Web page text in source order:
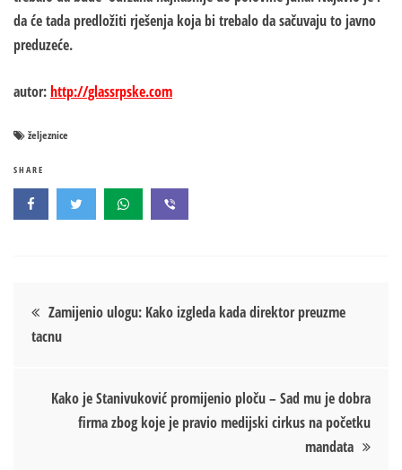
da će tada predložiti rješenja koja bi trebalo da sačuvaju to javno
preduzeće.
autor:http://glassrpske.com
željeznice
SHARE
Кретање
чланка
Zamijenio ulogu: Kako izgleda kada direktor preuzme
tacnu
Kako je Stanivuković promijenio ploču – Sad mu je dobra
firma zbog koje je pravio medijski cirkus na početku
mandata